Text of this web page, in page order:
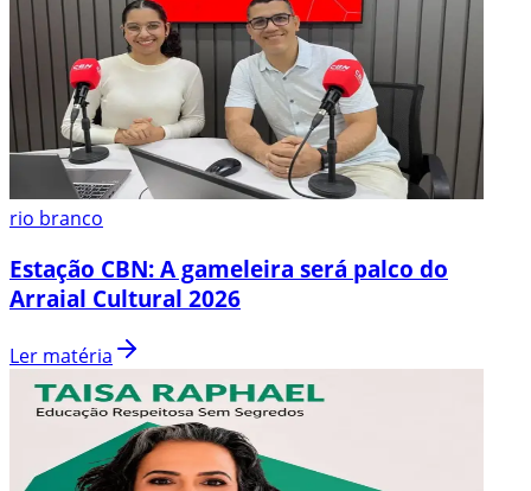
rio branco
Estação CBN: A gameleira será palco do
Arraial Cultural 2026
Ler matéria